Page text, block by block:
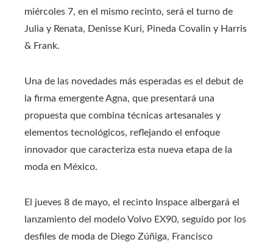
miércoles 7, en el mismo recinto, será el turno de
Julia y Renata, Denisse Kuri, Pineda Covalin y Harris
& Frank.
Una de las novedades más esperadas es el debut de
la firma emergente Agna, que presentará una
propuesta que combina técnicas artesanales y
elementos tecnológicos, reflejando el enfoque
innovador que caracteriza esta nueva etapa de la
moda en México.
El jueves 8 de mayo, el recinto Inspace albergará el
lanzamiento del modelo Volvo EX90, seguido por los
desfiles de moda de Diego Zúñiga, Francisco